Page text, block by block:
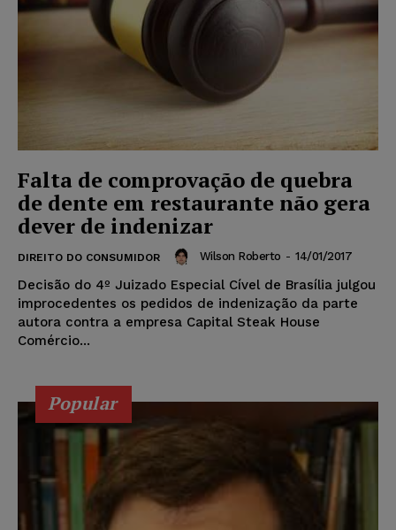
Falta de comprovação de quebra
de dente em restaurante não gera
dever de indenizar
DIREITO DO CONSUMIDOR Wilson Roberto - 14/01/2017
Decisão do 4º Juizado Especial Cível de Brasília julgou
improcedentes os pedidos de indenização da parte
autora contra a empresa Capital Steak House
Comércio...
Popular